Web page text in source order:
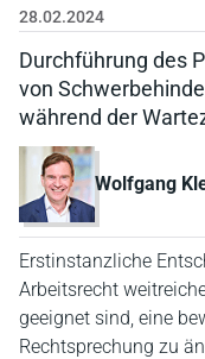
28.02.2024
Durchführung des
von
während der
Wolfgang
Erstinstanzliche
Arbeitsrecht
geeignet sind, eine
Rechtsprechung zu